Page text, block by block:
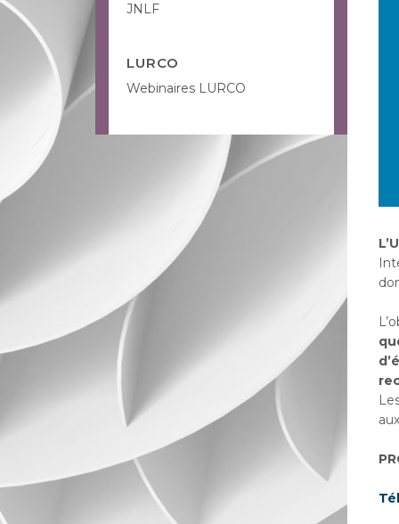
JNLF
LURCO
Webinaires LURCO